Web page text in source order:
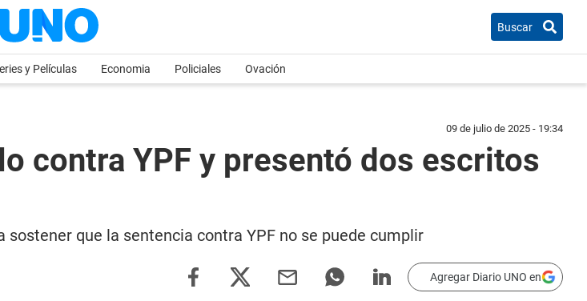
Buscar
y Películas Economia Policiales Ovación
09 de julio de 2025 - 19:34
contra YPF y presentó dos escritos
que la sentencia contra YPF no se puede cumplir
Agregar Diario UNO en